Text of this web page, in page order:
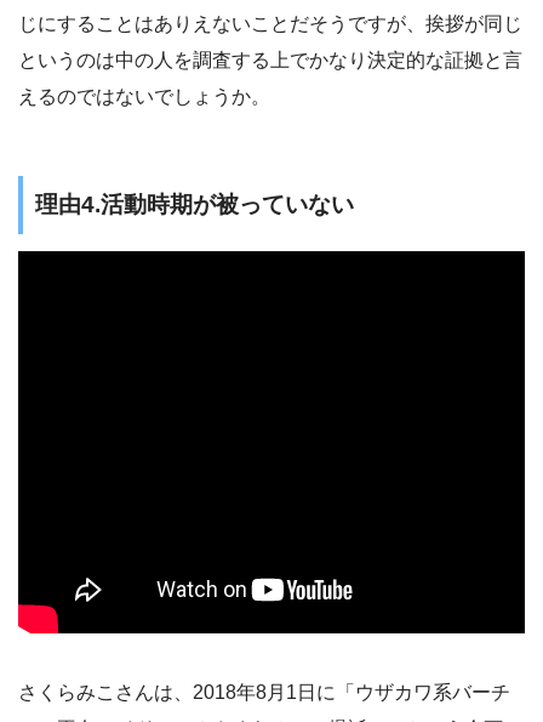
じにすることはありえないことだそうですが、挨拶が同じ
というのは中の人を調査する上でかなり決定的な証拠と言
えるのではないでしょうか。
理由4.活動時期が被っていない
さくらみこさんは、2018年8月1日に「ウザカワ系バーチ